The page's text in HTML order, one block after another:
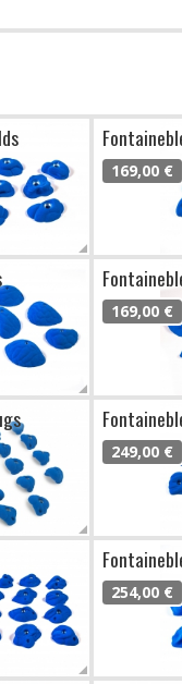
169,00 €
169,00 €
249,00 €
254,00 €